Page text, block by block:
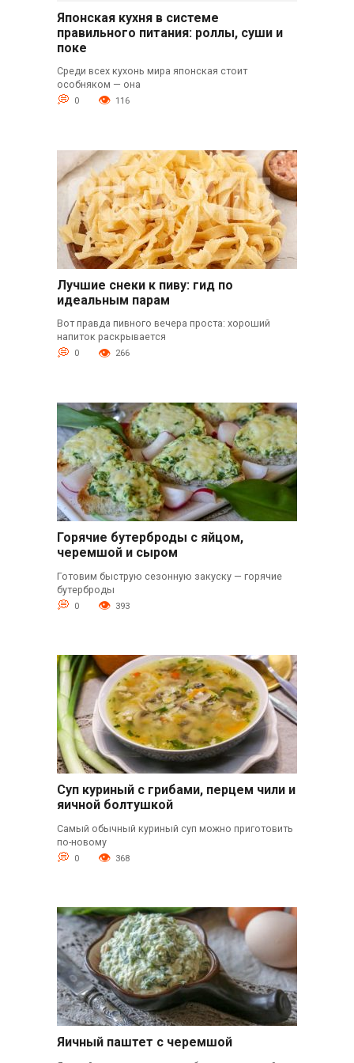
Японская кухня в системе
правильного питания: роллы, суши и
поке
Среди всех кухонь мира японская стоит
особняком — она
0 116
Лучшие снеки к пиву: гид по
идеальным парам
Вот правда пивного вечера проста: хороший
напиток раскрывается
0 266
Горячие бутерброды с яйцом,
черемшой и сыром
Готовим быструю сезонную закуску — горячие
бутерброды
0 393
Суп куриный с грибами, перцем чили и
яичной болтушкой
Самый обычный куриный суп можно приготовить
по-новому
0 368
Яичный паштет с черемшой